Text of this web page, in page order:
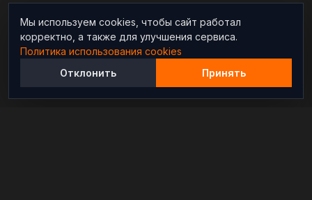
Мы используем cookies, чтобы сайт работал
корректно, а также для улучшения сервиса.
Политика использования cookies
Отклонить
Принять